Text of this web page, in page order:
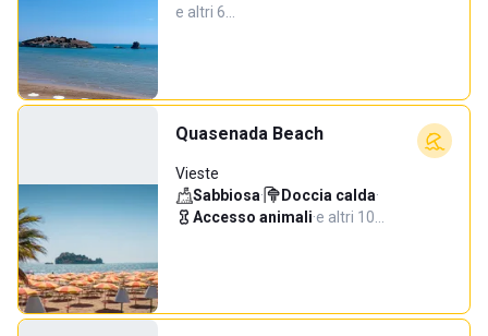
e altri 6…
Quasenada Beach
Vieste
Sabbiosa· Doccia calda·
Accesso animali·e altri 10…